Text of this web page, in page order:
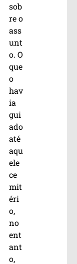
sob
re o
ass
unt
o. O
que
o
hav
ia
gui
ado
até
aqu
ele
ce
mit
éri
o,
no
ent
ant
o,